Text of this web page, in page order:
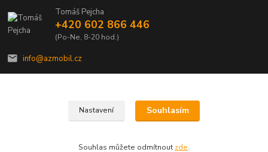
Tomáš Pejcha
+420 602 866 446
(Po-Ne, 8-20 hod.)
info@azmobil.cz
Veškeré texty a popisy vytvořil Tomáš Pejcha - 2009-2026 © AZMOBIL.CZ
Nastavení Souhlasím
Souhlas můžete odmítnout zde.